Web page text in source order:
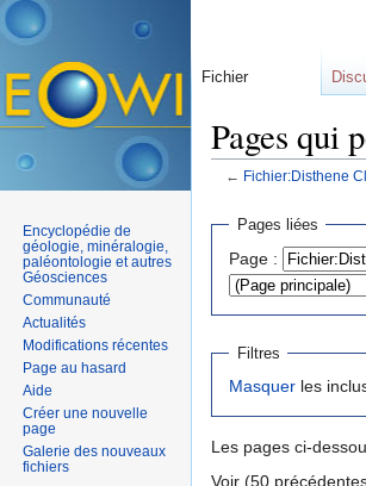
Pages qui
← Fichier:Disthene
Pages liées
Page :
Filtres
Masquer les
Les pages ci-
Voir (50
Fichier
Encyclopédie de
géologie, minéralogie,
paléontologie et autres
Géosciences
Communauté
Actualités
Modifications récentes
Page au hasard
Aide
Créer une nouvelle
page
Galerie des nouveaux
fichiers